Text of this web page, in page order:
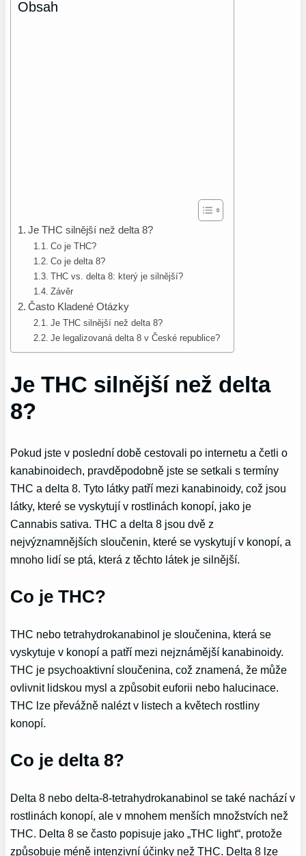
Obsah
Je THC silnější než delta 8?
Co je THC?
Co je delta 8?
THC vs. delta 8: který je silnější?
Závěr
Často Kladené Otázky
Je THC silnější než delta 8?
Je legalizovaná delta 8 v České republice?
Je THC silnější než delta
8?
Pokud jste v poslední době cestovali po internetu a četli o
kanabinoidech, pravděpodobně jste se setkali s termíny
THC a delta 8. Tyto látky patří mezi kanabinoidy, což jsou
látky, které se vyskytují v rostlinách konopí, jako je
Cannabis sativa. THC a delta 8 jsou dvě z
nejvýznamnějších sloučenin, které se vyskytují v konopí, a
mnoho lidí se ptá, která z těchto látek je silnější.
Co je THC?
THC nebo tetrahydrokanabinol je sloučenina, která se
vyskytuje v konopí a patří mezi nejznámější kanabinoidy.
THC je psychoaktivní sloučenina, což znamená, že může
ovlivnit lidskou mysl a způsobit euforii nebo halucinace.
THC lze převážně nalézt v listech a květech rostliny
konopí.
Co je delta 8?
Delta 8 nebo delta-8-tetrahydrokanabinol se také nachází v
rostlinách konopí, ale v mnohem menších množstvích než
THC. Delta 8 se často popisuje jako „THC light“, protože
způsobuje méně intenzivní účinky než THC. Delta 8 lze